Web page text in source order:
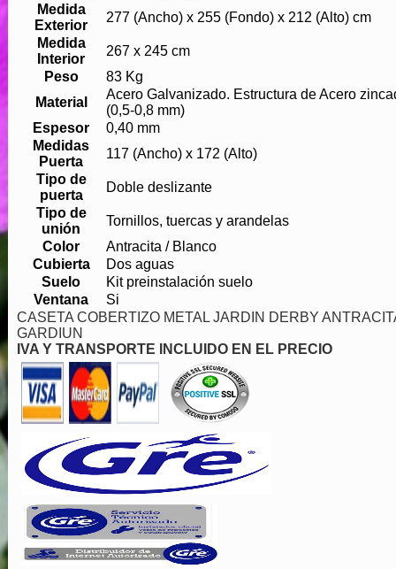
Medida
Exterior
277 (Ancho) x 255 (Fondo) x 212 (Alto) cm
Medida
Interior
267 x 245 cm
Peso
83 Kg
Material
Acero Galvanizado. Estructura de Acero
(0,5-0,8 mm)
Espesor
0,40 mm
Medidas
Puerta
117 (Ancho) x 172 (Alto)
Tipo de
puerta
Doble deslizante
Tipo de
unión
Tornillos, tuercas y arandelas
Color
Antracita / Blanco
Cubierta
Dos aguas
Suelo
Kit preinstalación suelo
Ventana
Si
CASETA COBERTIZO METAL JARDIN DERBY
GARDIUN
IVA Y TRANSPORTE INCLUIDO EN EL PRECIO